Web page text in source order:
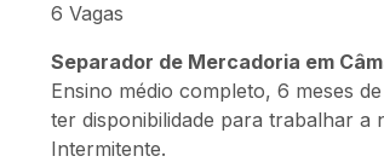
6 Vagas
Separador de Mercadoria em
Ensino médio completo, 6 meses
ter disponibilidade para trabalhar a
Intermitente.